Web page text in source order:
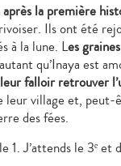
la première
Ils ont été
à la lune. Les
qu’Inaya est
falloir retrouver
leur village et,
des fées.
1. J’attends le 3ᵉet